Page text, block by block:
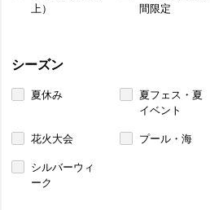
上）
間限定
シーズン
夏休み
夏フェス・夏
イベント
花火大会 プール・海
シルバーウィ
ーク